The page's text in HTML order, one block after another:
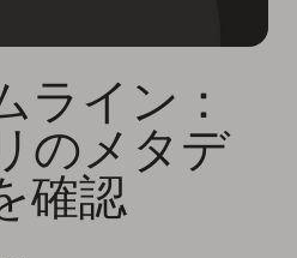
ライン：
のメタデ
確認